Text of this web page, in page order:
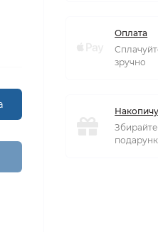
Оплата
зручно
Збирайте